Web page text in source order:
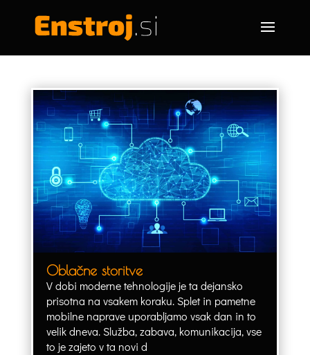
Oblačne storitve
V dobi moderne tehnologije je ta dejansko
prisotna na vsakem koraku. Splet in pametne
mobilne naprave uporabljamo vsak dan in to
velik dneva. Služba, zabava, komunikacija, vse
to je zajeto v ta novi d